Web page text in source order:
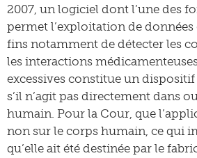
2007, un logiciel dont l’une des
permet l’exploitation de données
fins notamment de détecter les
les interactions
excessives constitue un
s’il n’agit pas directement dans
humain. Pour la Cour, que
non sur le corps humain, ce qui
qu’elle ait été destinée par le